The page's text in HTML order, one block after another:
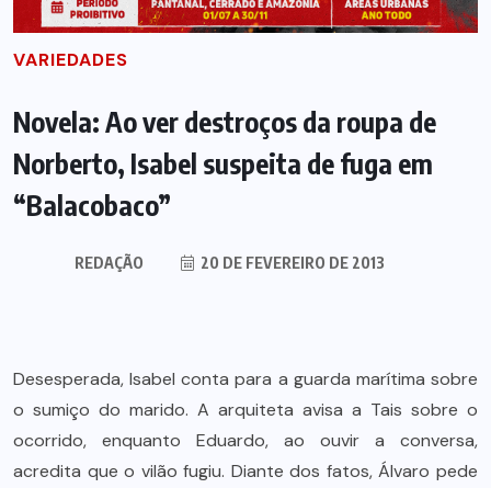
VARIEDADES
Novela: Ao ver destroços da roupa de
Norberto, Isabel suspeita de fuga em
“Balacobaco”
REDAÇÃO 20 DE FEVEREIRO DE 2013
Desesperada, Isabel conta para a guarda marítima sobre
o sumiço do marido. A arquiteta avisa a Tais sobre o
ocorrido, enquanto Eduardo, ao ouvir a conversa,
acredita que o vilão fugiu. Diante dos fatos, Álvaro pede